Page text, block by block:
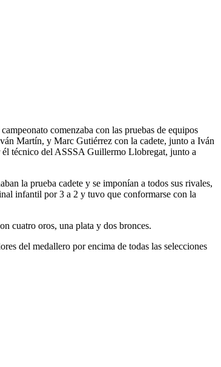
comenzaba con las pruebas de equipos
Martín, y Marc Gutiérrez con la cadete, junto a Iván
técnico del ASSSA Guillermo Llobregat, junto a
la prueba cadete y se imponían a todos sus rivales,
infantil por 3 a 2 y tuvo que conformarse con la
cuatro oros, una plata y dos bronces.
del medallero por encima de todas las selecciones